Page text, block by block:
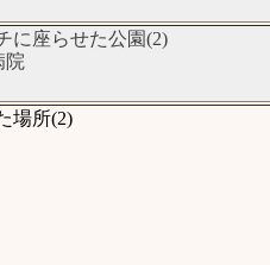
に座らせた公園(2)
院
場所(2)